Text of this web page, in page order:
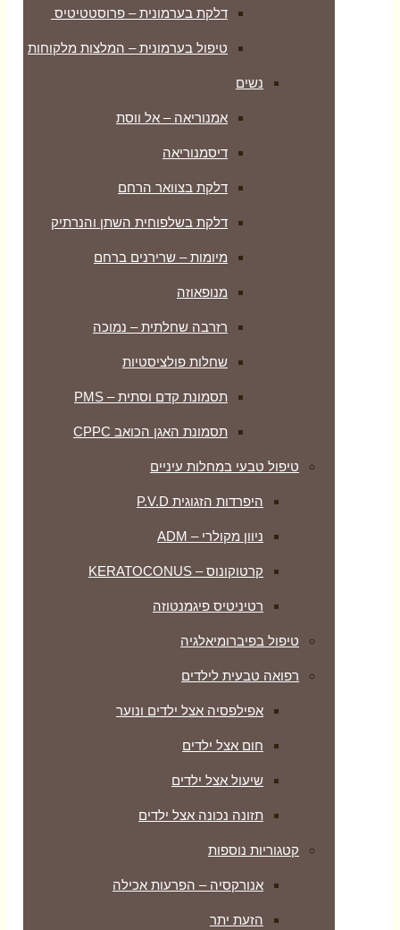
דלקת בערמונית – פרוסטטיטיס
טיפול בערמונית – המלצות מלקוחות
נשים
אמנוריאה – אל ווסת
דיסמנוריאה
דלקת בצוואר הרחם
דלקת בשלפוחית השתן והנרתיק
מיומות – שרירנים ברחם
מנופאוזה
רזרבה שחלתית – נמוכה
שחלות פולציסטיות
תסמונת קדם וסתית – PMS
תסמונת האגן הכואב CPPC
טיפול טבעי במחלות עיניים
היפרדות הזגוגית P.V.D
ניוון מקולרי – ADM
קרטוקונוס – KERATOCONUS
רטיניטיס פיגמנטוזה
טיפול בפיברומיאלגיה
רפואה טבעית לילדים
אפילפסיה אצל ילדים ונוער
חום אצל ילדים
שיעול אצל ילדים
תזונה נכונה אצל ילדים
קטגוריות נוספות
אנורקסיה – הפרעות אכילה
הזעת יתר